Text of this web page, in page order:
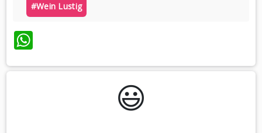
#wein Lustig
WhatsApp
😃️